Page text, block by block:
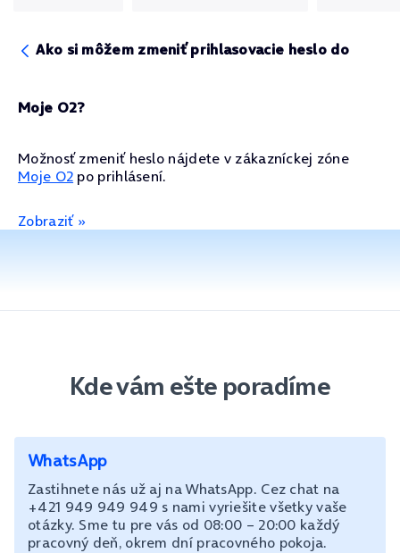
Ako si môžem zmeniť prihlasovacie heslo do
Moje O2?
Možnosť zmeniť heslo nájdete v zákazníckej zóne
Moje O2 po prihlásení.
Zobraziť »
Kde vám ešte poradíme
WhatsApp
Zastihnete nás už aj na WhatsApp. Cez chat na
+421 949 949 949 s nami vyriešite všetky vaše
otázky. Sme tu pre vás od 08:00 – 20:00 každý
pracovný deň, okrem dní pracovného pokoja.